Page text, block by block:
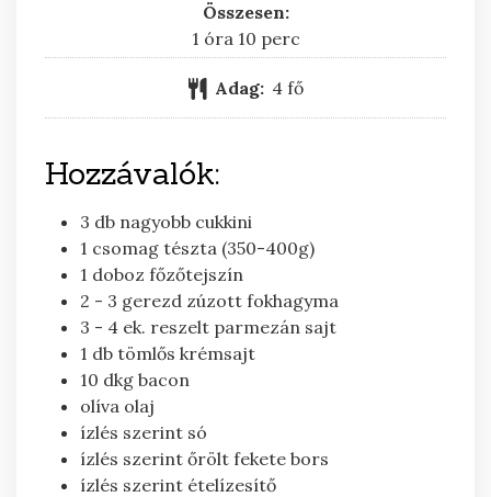
Összesen:
1 óra
óra 10perc
perc
Adag: 4 fő
Hozzávalók:
3 db nagyobb cukkini
1 csomag tészta (350-400g)
1 doboz főzőtejszín
2 - 3 gerezd zúzott fokhagyma
3 - 4 ek. reszelt parmezán sajt
1 db tömlős krémsajt
10 dkg bacon
olíva olaj
ízlés szerint só
ízlés szerint őrölt fekete bors
ízlés szerint ételízesítő